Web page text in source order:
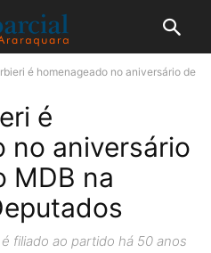
é homenageado no aniversário de
é
no aniversário
MDB na
filiado ao partido há 50 anos